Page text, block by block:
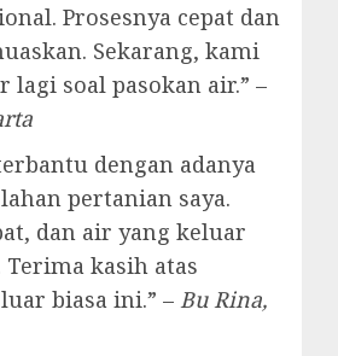
Prosesnya cepat dan
Sekarang, kami
soal pasokan air.” –
dengan adanya
pertanian saya.
dan air yang keluar
kasih atas
biasa ini.” – Bu Rina,